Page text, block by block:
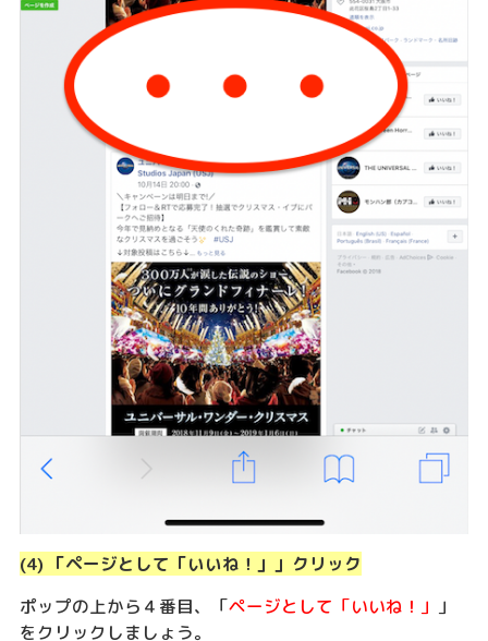
(4) 「ページとして「いいね！」」クリック
ポップの上から４番目、「ページとして「いいね！」
」
をクリックしましょう。